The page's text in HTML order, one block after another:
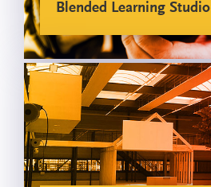
Blended Learning Studio